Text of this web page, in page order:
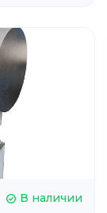
В наличии